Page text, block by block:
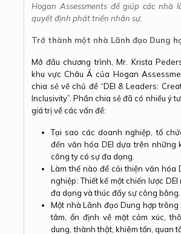
Hogan Assessments để giúp các nhà
quyết định phát triển nhân sự.
Trở thành một nhà Lãnh đạo Dung
Mở đầu chương trình, Mr. Krista
khu vực Châu Á của Hogan
chia sẻ về chủ đề “DEI & Leaders:
Inclusivity”. Phần chia sẻ đã có nhiều ý
giá trị về các vấn đề:
Tại sao các doanh nghiệp, tổ
đến văn hóa DEI dựa trên những
công ty có sự đa dạng.
Làm thế nào để cải thiện văn hóa
nghiệp: Thiết kế một chiến lược
đa dạng và thúc đẩy sự công bằng.
Một nhà Lãnh đạo Dung hợp trông
tâm, ổn định về mặt cảm xúc,
dung, thành thật, khiêm tốn, quan